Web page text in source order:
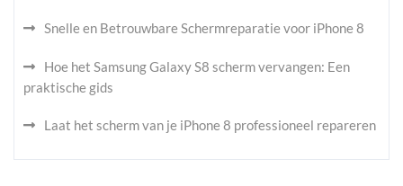
Snelle en Betrouwbare Schermreparatie voor iPhone 8
Hoe het Samsung Galaxy S8 scherm vervangen: Een
praktische gids
Laat het scherm van je iPhone 8 professioneel repareren